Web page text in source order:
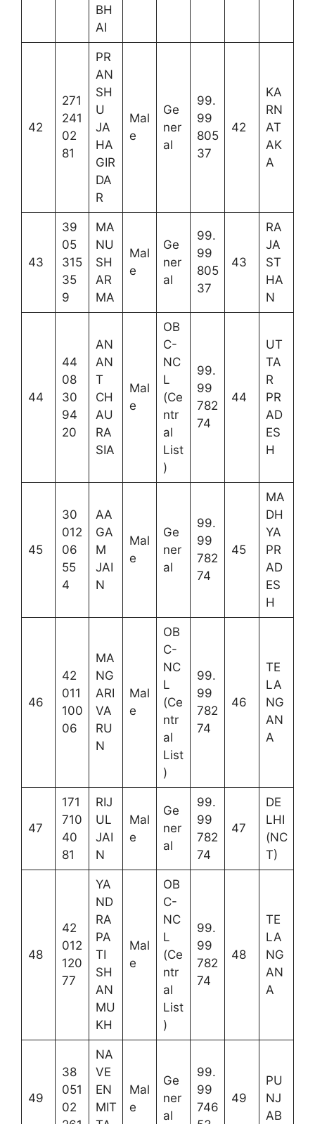
BH
AI
42
271
241
02
81
PR
AN
SH
U
JA
HA
GIR
DA
R
Mal
e
Ge
ner
al
99.
99
805
37
42
KA
RN
AT
AK
A
43
39
05
315
35
9
MA
NU
SH
AR
MA
Mal
e
Ge
ner
al
99.
99
805
37
43
RA
JA
ST
HA
N
44
44
08
30
94
20
AN
AN
T
CH
AU
RA
SIA
Mal
e
OB
C-
NC
L
(Ce
ntr
al
List
)
99.
99
782
74
44
UT
TA
R
PR
AD
ES
H
45
30
012
06
55
4
AA
GA
M
JAI
N
Mal
e
Ge
ner
al
99.
99
782
74
45
MA
DH
YA
PR
AD
ES
H
46
42
011
100
06
MA
NG
ARI
VA
RU
N
Mal
e
OB
C-
NC
L
(Ce
ntr
al
List
)
99.
99
782
74
46
TE
LA
NG
AN
A
47
171
710
40
81
RIJ
UL
JAI
N
Mal
e
Ge
ner
al
99.
99
782
74
47
DE
LHI
(NC
T)
48
42
012
120
77
YA
ND
RA
PA
TI
SH
AN
MU
KH
Mal
e
OB
C-
NC
L
(Ce
ntr
al
List
)
99.
99
782
74
48
TE
LA
NG
AN
A
49
38
051
02
NA
VE
EN
MIT
Mal
e
Ge
ner
al
99.
99
746
49
PU
NJ
AB